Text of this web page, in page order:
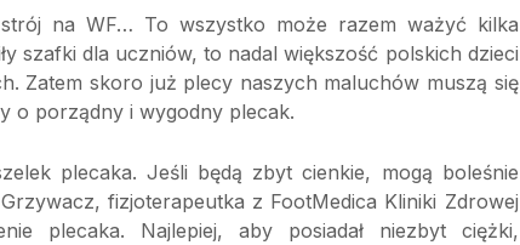
na WF… To wszystko może razem ważyć kilka
szafki dla uczniów, to nadal większość polskich dzieci
Zatem skoro już plecy naszych maluchów muszą się
o porządny i wygodny plecak.
plecaka. Jeśli będą zbyt cienkie, mogą boleśnie
fizjoterapeutka z FootMedica Kliniki Zdrowej
plecaka. Najlepiej, aby posiadał niezbyt ciężki,